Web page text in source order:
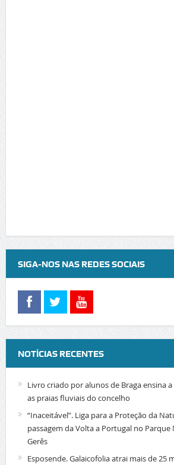
SIGA-NOS NAS REDES SOCIAIS
NOTÍCIAS RECENTES
Livro criado por alunos de Braga ensina
as praias fluviais do concelho
“Inaceitável”. Liga para a Proteção da
passagem da Volta a Portugal no Parque
Gerês
Esposende. Galaicofolia atrai mais de 25